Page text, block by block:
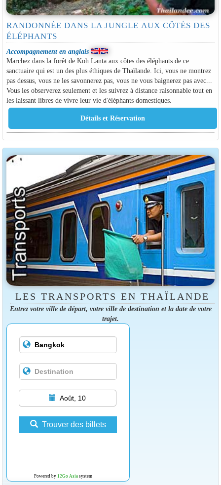
RANDONNÉE DANS LA JUNGLE AUX CÔTÉS DES
ÉLÉPHANTS
Accompagnement en anglais
Marchez dans la forêt de Koh Lanta aux côtes des éléphants de ce
sanctuaire qui est un des plus éthiques de Thaïlande. Ici, vous ne montrez
pas dessus, vous ne les savonnerez pas, vous ne vous baignerez pas avec...
Vous les observerez seulement et les suivrez à distance raisonnable tout en
les laissant libres de vivre leur vie d'éléphants domestiques.
LES TRANSPORTS EN THAÏLANDE
Entrez votre ville de départ, votre ville de destination et la date de votre
trajet.
Août, 10
Trouver des billets
Powered by 12Go Asiasystem